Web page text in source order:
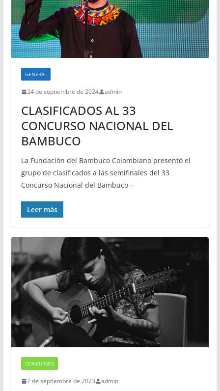
GENERAL
24 de septiembre de 2024 admin
CLASIFICADOS AL 33
CONCURSO NACIONAL DEL
BAMBUCO
La Fundación del Bambuco Colombiano presentó el
grupo de clasificados a las semifinales del 33
Concurso Nacional del Bambuco –
Leer más
CONCURSOS
7 de septiembre de 2023 admin